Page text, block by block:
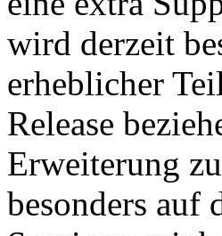
wird derzeit
erheblicher
Release
Erweiterung
besonders auf